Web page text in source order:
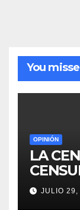
You
OPINIÓN
LA
JULIO 29,